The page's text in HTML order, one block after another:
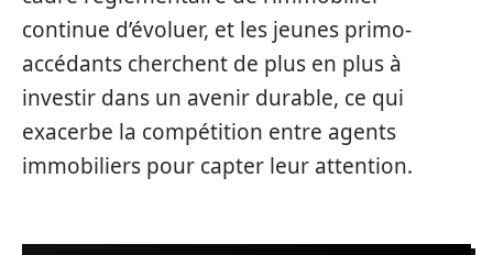
continue d’évoluer, et les jeunes primo-
accédants cherchent de plus en plus à
investir dans un avenir durable, ce qui
exacerbe la compétition entre agents
immobiliers pour capter leur attention.